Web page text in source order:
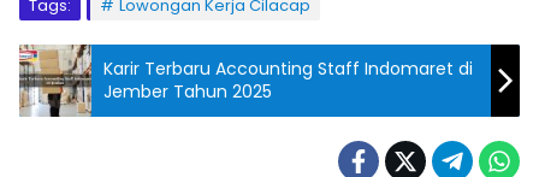
Tags: Lowongan Kerja Cilacap
Karir Terbaru Accounting Staff Indomaret di
Jember Tahun 2025